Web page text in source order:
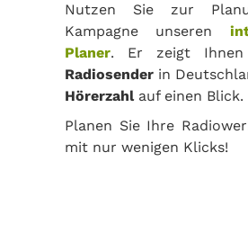
Nutzen Sie zur
Kampagne unseren
Planer. Er zeigt
Radiosender in
Hörerzahlauf einen Blick.
Planen Sie Ihre
mit nur wenigen Klicks!